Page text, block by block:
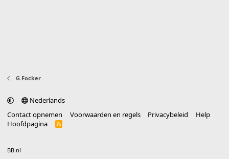
G.Focker
Nederlands
Contact opnemen
Voorwaarden en regels Privacybeleid
Help
Hoofdpagina
R
BB.nl